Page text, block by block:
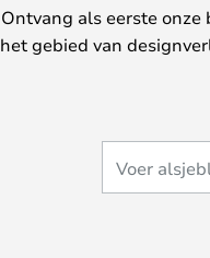
Ontvang als eerste
het gebied van